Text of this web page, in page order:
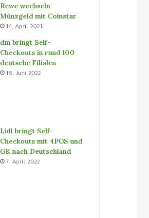
Rewe wechseln
Münzgeld mit Coinstar
14. April 2021
dm bringt Self-
Checkouts in rund 100
deutsche Filialen
15. Juni 2022
Lidl bringt Self-
Checkouts mit 4POS und
GK nach Deutschland
7. April 2022